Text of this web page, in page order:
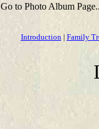
Go to Photo Album
Introduction | Family